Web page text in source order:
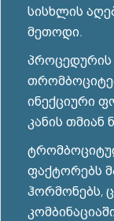
სისხლის
მეთოდი.
ინექციური
კანის თმიან
ფაქტორებს
ჰორმონებს,